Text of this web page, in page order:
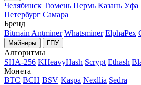
Челябинск Тюмень Пермь Казань Уфа
Петербург Самара
Бренд
Bitmain Antminer Whatsminer ElphaPex
Майнеры ГПУ
Алгоритмы
SHA-256 KHeavyHash Scrypt Ethash
Монета
BTC BCH BSV Kaspa Nexllia Sedra